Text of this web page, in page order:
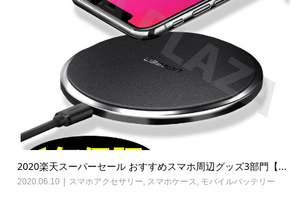
2020楽天スーパーセール おすすめスマホ周辺グッズ3部門【...
2020.06.10 スマホアクセサリー, スマホケース, モバイルバッテリー